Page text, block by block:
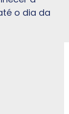
o dia da
CADA
QUE